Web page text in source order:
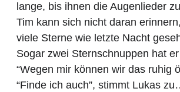
lange, bis ihnen die Augenlieder
Tim kann sich nicht daran
viele Sterne wie letzte Nacht
Sogar zwei Sternschnuppen hat
“Wegen mir können wir das ruhig
“Finde ich auch”, stimmt Lukas